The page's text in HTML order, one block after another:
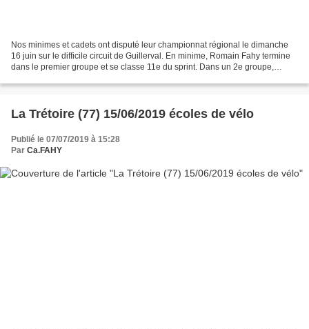
Nos minimes et cadets ont disputé leur championnat régional le dimanche
16 juin sur le difficile circuit de Guillerval. En minime, Romain Fahy termine
dans le premier groupe et se classe 11e du sprint. Dans un 2e groupe,
La Trétoire (77) 15/06/2019 écoles de vélo
Publié le 07/07/2019 à 15:28
Par Ca.FAHY